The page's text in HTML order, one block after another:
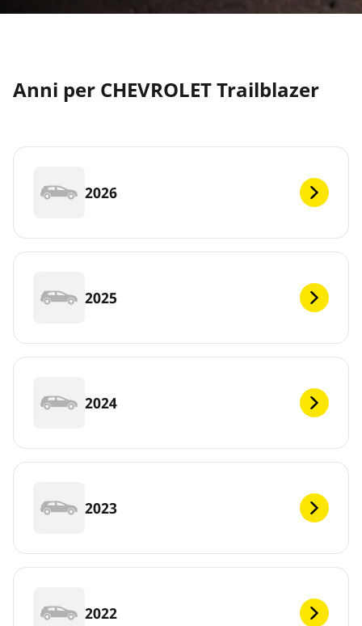
Anni per CHEVROLET Trailblazer
2026
2025
2024
2023
2022